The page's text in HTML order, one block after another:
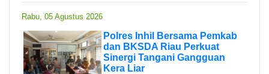
Rabu, 05 Agustus 2026
Polres Inhil Bersama Pemkab
dan BKSDA Riau Perkuat
Sinergi Tangani Gangguan
Kera Liar